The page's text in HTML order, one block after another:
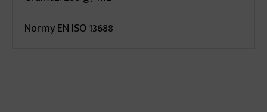
Normy EN ISO 13688